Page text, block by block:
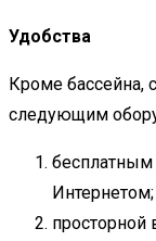
Удобства
Кроме бассейна,
следующим
бесплатным
Интернетом;
просторной